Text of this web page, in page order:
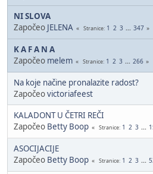
NI SLOVA
Započeo JELENA Stranice 1 2 3 ... 347
K A F A N A
Započeo melem Stranice 1 2 3 ... 266
Na koje načine pronalazite radost?
Započeovictoriafeest
KALADONT U ČETRI REČI
Započeo Betty Boop Stranice 1 2 3 ...
ASOCIJACIJE
Započeo Betty Boop Stranice 1 2 3 ...